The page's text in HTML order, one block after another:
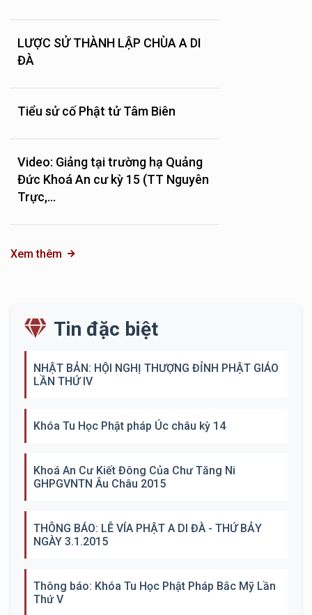
LƯỢC SỬ THÀNH LẬP CHÙA A DI
ĐÀ
Tiểu sử cố Phật tử Tâm Biên
Video: Giảng tại trường hạ Quảng
Đức Khoá An cư kỳ 15 (TT Nguyên
Trực,...
Xem thêm
Tin đặc biệt
NHẬT BẢN: HỘI NGHỊ THƯỢNG ĐỈNH PHẬT GIÁO
LẦN THỨ IV
Khóa Tu Học Phật pháp Úc châu kỳ 14
Khoá An Cư Kiết Đông Của Chư Tăng Ni
GHPGVNTN Âu Châu 2015
THÔNG BÁO: LỄ VÍA PHẬT A DI ĐÀ - THỨ BẢY
NGÀY 3.1.2015
Thông báo: Khóa Tu Học Phật Pháp Bắc Mỹ Lần
Thứ V